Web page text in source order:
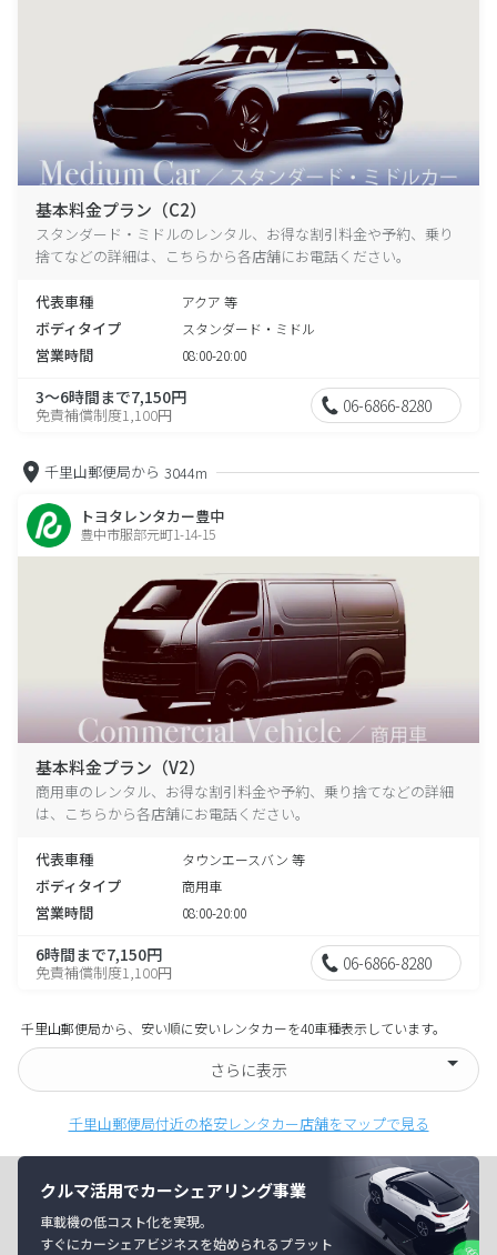
基本料金プラン（C2）
スタンダード・ミドルのレンタル、お得な割引料金や予約、乗り
捨てなどの詳細は、こちらから各店舗にお電話ください。
代表車種 アクア 等
ボディタイプ スタンダード・ミドル
営業時間 08:00-20:00
3～6時間まで7,150円
免責補償制度1,100円 06-6866-8280
千里山郵便局から 3044m
トヨタレンタカー豊中
豊中市服部元町1-14-15
基本料金プラン（V2）
商用車のレンタル、お得な割引料金や予約、乗り捨てなどの詳細
は、こちらから各店舗にお電話ください。
代表車種 タウンエースバン 等
ボディタイプ 商用車
営業時間 08:00-20:00
6時間まで7,150円
免責補償制度1,100円 06-6866-8280
千里山郵便局から、安い順に安いレンタカーを40車種表示しています。
さらに表示
千里山郵便局付近の格安レンタカー店舗をマップで見る
クルマ活用でカーシェアリング事業
車載機の低コスト化を実現。
すぐにカーシェアビジネスを始められるプラット